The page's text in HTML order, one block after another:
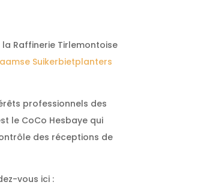
Raffinerie Tirlemontoise
Suikerbietplanters
professionnels des
le CoCo Hesbaye qui
des réceptions de
vous ici :